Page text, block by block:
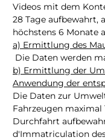
Videos mit dem
28 Tage aufbewahrt,
höchstens 6 Monate
a) Ermittlung des
Die Daten werden
b) Ermittlung der
Anwendung der
Die Daten zur
Fahrzeugen maximal
Durchfahrt
d'Immatriculation